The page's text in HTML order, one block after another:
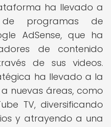
ha llevado a
de programas de
AdSense, que ha
de contenido
de sus videos.
ha llevado a la
nuevas áreas, como
TV, diversificando
y atrayendo a una